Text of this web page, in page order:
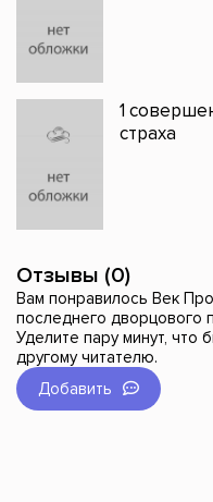
1
страха
Отзывы (0)
Вам понравилось Век
последнего дворцового
Уделите пару минут, что
другому читателю.
Добавить